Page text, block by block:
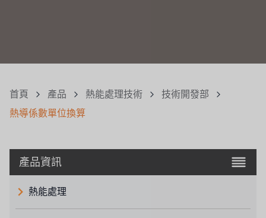
首頁 產品 熱能處理技術
技術開發部
熱導係數單位換算
產品資訊
熱能處理